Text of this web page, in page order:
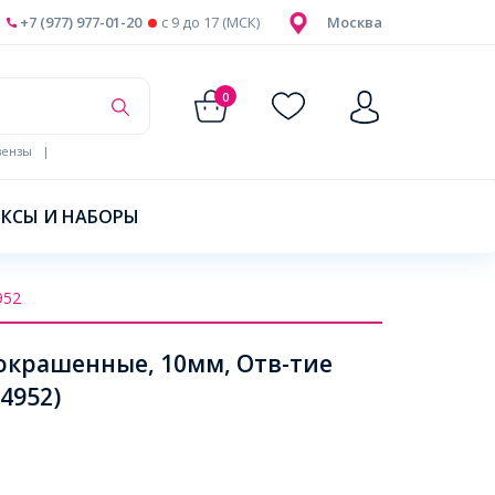
Москва
+7 (977) 977-01-20 c 9 до 17 (МСК)
0
|
И НАБОРЫ
10мм, Отв-тие